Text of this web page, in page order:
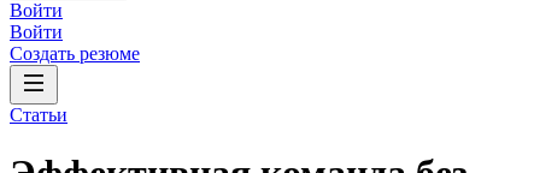
Войти
Войти
Создать резюме
Статьи